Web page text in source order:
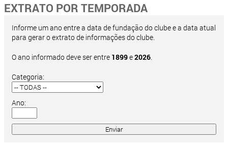
EXTRATO POR TEMPORADA
Informe um ano entre a data de fundação do clube e a data atual
para gerar o extrato de informações do clube.
O ano informado deve ser entre 1899e2026.
Categoria:
Ano: